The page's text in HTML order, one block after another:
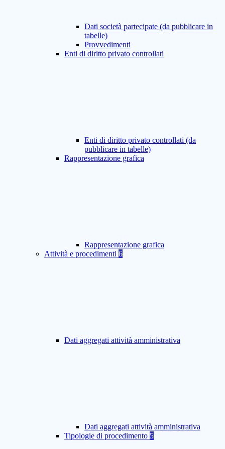
Dati società partecipate (da pubblicare in
tabelle)
Provvedimenti
Enti di diritto privato controllati
Enti di diritto privato controllati (da
pubblicare in tabelle)
Rappresentazione grafica
Rappresentazione grafica
Attività e procedimenti 6
Dati aggregati attività amministrativa
Dati aggregati attività amministrativa
Tipologie di procedimento 5